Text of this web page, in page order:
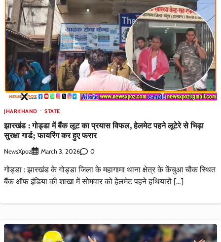
JHARKHAND STATE
झारखंड : गोड्डा में बैंक लूट का प्रयास विफल, हेलमेट पहने लूटेरे से भिड़ा
सुरक्षा गार्ड; फायरिंग कर हुए फरार
NewsXpoz March 3, 2026 0
गोड्डा : झारखंड के गोड्डा जिला के महागामा थाना क्षेत्र के केंचुआ चौक स्थित
बैंक ऑफ इंडिया की शाखा में सोमवार को हेलमेट पहने हथियारों […]